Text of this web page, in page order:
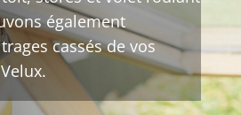
également
cassés de vos